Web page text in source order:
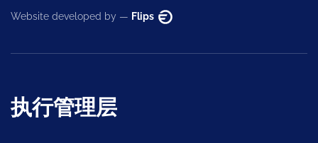
Website developed by — Flips
执行管理层